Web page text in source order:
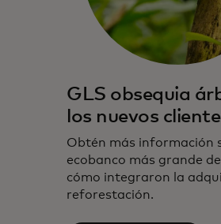
GLS obsequia
los nuevos
Obtén más información
ecobanco más grande
cómo integraron la
reforestación.